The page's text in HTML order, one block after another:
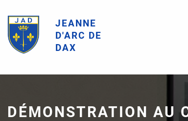
JEANNE
D'ARC DE
DAX
DÉMONSTRATION AU